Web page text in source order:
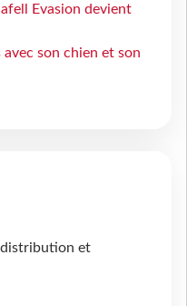
Evasion devient
son chien et son
distribution et